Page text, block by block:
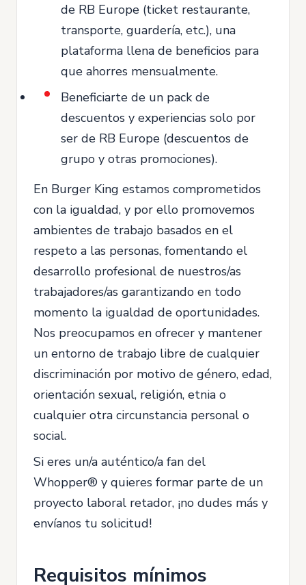
de RB Europe (ticket restaurante,
transporte, guardería, etc.), una
plataforma llena de beneficios para
que ahorres mensualmente.
Beneficiarte de un pack de
descuentos y experiencias solo por
ser de RB Europe (descuentos de
grupo y otras promociones).
En Burger King estamos comprometidos
con la igualdad, y por ello promovemos
ambientes de trabajo basados en el
respeto a las personas, fomentando el
desarrollo profesional de nuestros/as
trabajadores/as garantizando en todo
momento la igualdad de oportunidades.
Nos preocupamos en ofrecer y mantener
un entorno de trabajo libre de cualquier
discriminación por motivo de género, edad,
orientación sexual, religión, etnia o
cualquier otra circunstancia personal o
social.
Si eres un/a auténtico/a fan del
Whopper® y quieres formar parte de un
proyecto laboral retador, ¡no dudes más y
envíanos tu solicitud!
Requisitos mínimos